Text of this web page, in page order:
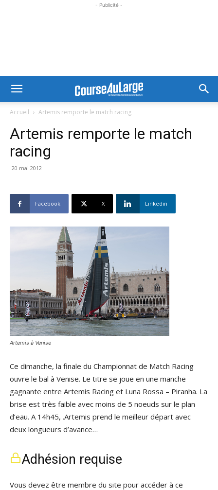
- Publicité -
Accueil Artemis remporte le match racing
Artemis remporte le match
racing
20 mai 2012
Facebook X Linkedin
Artemis à Venise
Ce dimanche, la finale du Championnat de Match Racing
ouvre le bal à Venise. Le titre se joue en une manche
gagnante entre Artemis Racing et Luna Rossa – Piranha. La
brise est très faible avec moins de 5 noeuds sur le plan
d’eau. A 14h45, .Artemis prend le meilleur départ avec
deux longueurs d’avance…
Adhésion requise
Vous devez être membre du site pour accéder à ce